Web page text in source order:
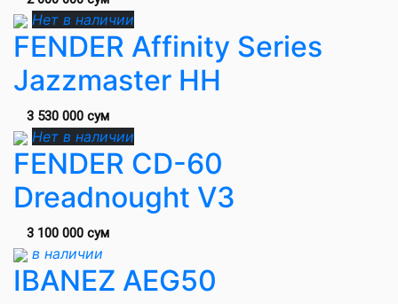
Нет в наличии
FENDER Affinity Series
Jazzmaster HH
3 530 000 сум
Нет в наличии
FENDER CD-60
Dreadnought V3
3 100 000 сум
в наличии
IBANEZ AEG50